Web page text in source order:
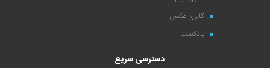
گالری عکس
پادکست
دسترسی سریع